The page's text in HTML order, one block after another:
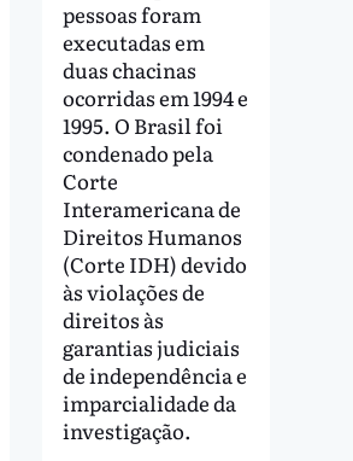
pessoas foram
executadas em
duas chacinas
ocorridas em 1994 e
1995. O Brasil foi
condenado pela
Corte
Interamericana de
Direitos Humanos
(Corte IDH) devido
às violações de
direitos às
garantias judiciais
de independência e
imparcialidade da
investigação.